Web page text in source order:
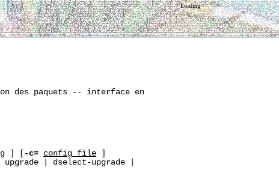
Loading
des paquets -- interface en
] [ -c= config_file ]
| dselect-upgrade |